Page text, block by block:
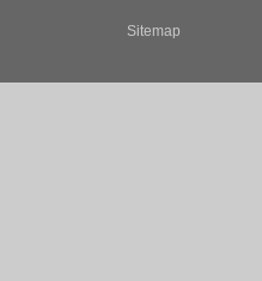
Sitemap